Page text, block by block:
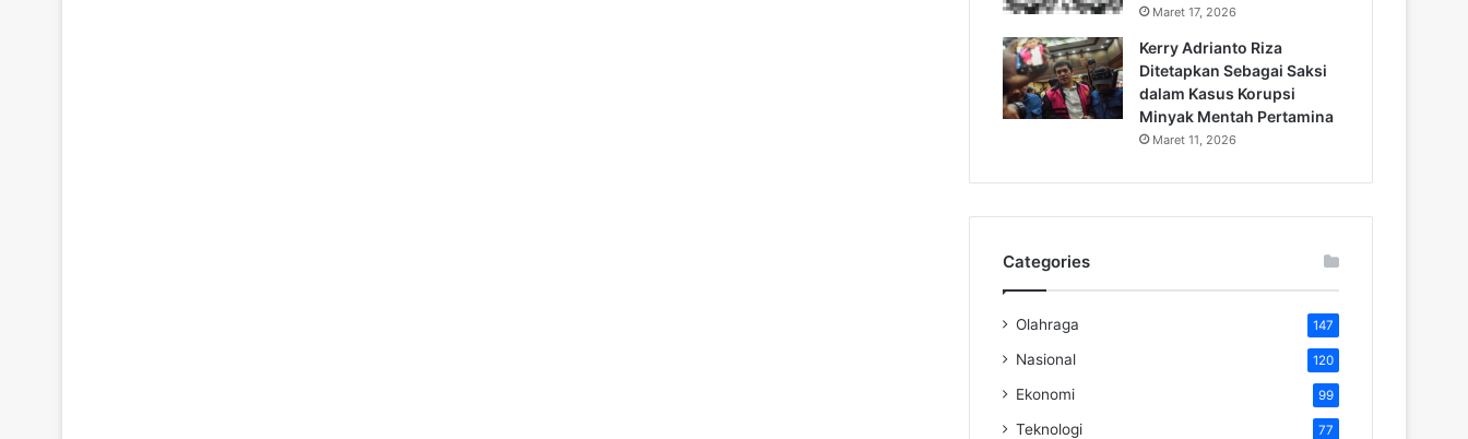
Maret 17, 2026
Kerry Adrianto Riza
Ditetapkan Sebagai Saksi
dalam Kasus Korupsi
Minyak Mentah Pertamina
Maret 11, 2026
Categories
Olahraga 147
Nasional 120
Ekonomi 99
Teknologi 77